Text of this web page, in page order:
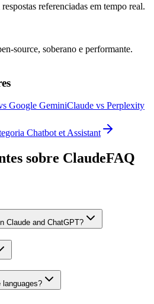
referenciadas em tempo real.
source, soberano e performante.
Google GeminiClaude vs Perplexity
Chatbot et Assistant
sobre ClaudeFAQ
Claude and ChatGPT?
languages?